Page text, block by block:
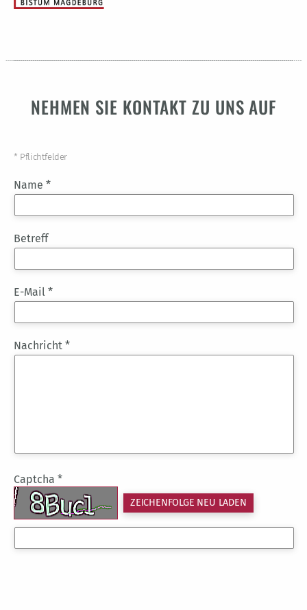
NEHMEN SIE KONTAKT ZU UNS AUF
Name *
Betreff
* Pflichtfelder
E-Mail *
Nachricht *
Captcha *
ZEICHENFOLGE NEU LADEN